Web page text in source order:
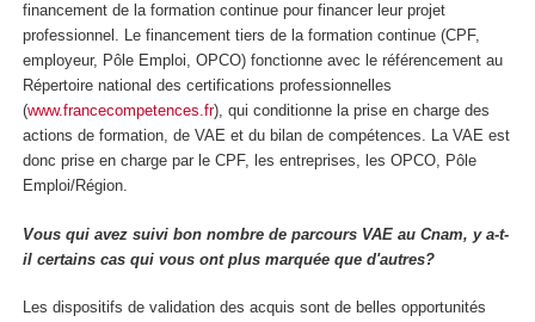
financement de la formation continue pour financer leur projet
professionnel. Le financement tiers de la formation continue (CPF,
employeur, Pôle Emploi, OPCO) fonctionne avec le référencement au
Répertoire national des certifications professionnelles
(www.francecompetences.fr), qui conditionne la prise en charge des
actions de formation, de VAE et du bilan de compétences. La VAE est
donc prise en charge par le CPF, les entreprises, les OPCO, Pôle
Emploi/Région.
Vous qui avez suivi bon nombre de parcours VAE au Cnam, y a-t-
il certains cas qui vous ont plus marquée que d'autres?
Les dispositifs de validation des acquis sont de belles opportunités